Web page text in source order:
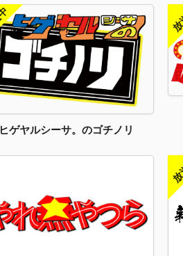
ヒゲヤルシーサ。のゴチノリ